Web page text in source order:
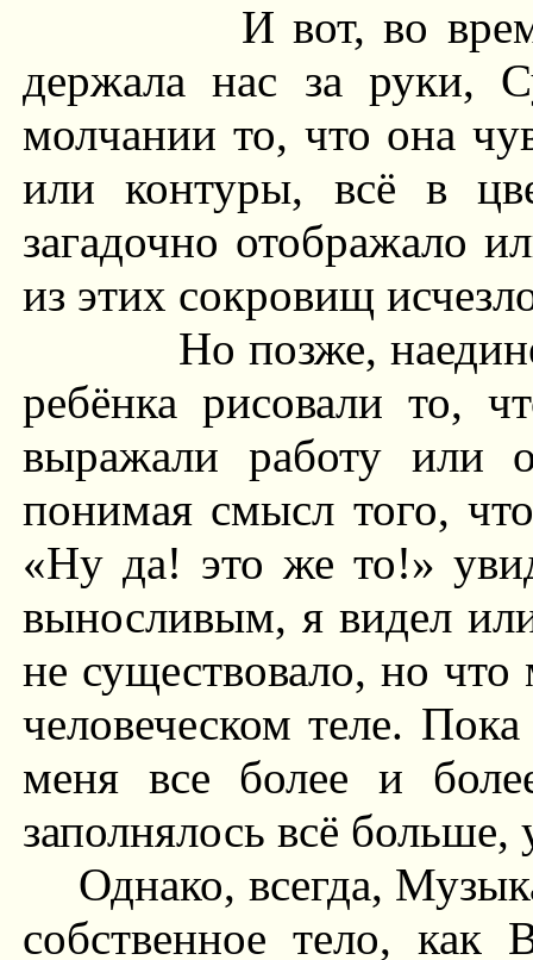
И вот, во
держала нас за руки,
молчании то, что она
или контуры, всё в
загадочно отображало
из этих сокровищ
Но позже,
ребёнка рисовали то,
выражали работу или
понимая смысл того,
«Ну да! это же то!»
выносливым, я видел
не существовало, но что
человеческом теле.
меня все более и
заполнялось всё
Однако, всегда,
собственное тело, как